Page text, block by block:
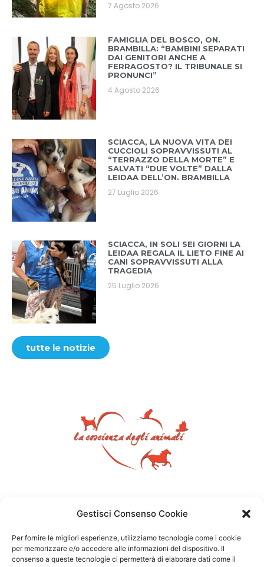
Gestisci Consenso Cookie
Per fornire le migliori esperienze, utilizziamo tecnologie come i cookie
per memorizzare e/o accedere alle informazioni del dispositivo. Il
consenso a queste tecnologie ci permetterà di elaborare dati come il
7 Agosto 2026
FAMIGLIA DEL BOSCO, ON.
BRAMBILLA: “BAMBINI SEPARATI
DAI GENITORI ANCHE A
FERRAGOSTO? IL TRIBUNALE SI
PRONUNCI”
4 Agosto 2026
SCIACCA, LA NUOVA VITA DEI
CUCCIOLI SOPRAVVISSUTI AL
“TERRAZZO DELLA MORTE” E
SALVATI “DUE VOLTE” DALLA
LEIDAA DELL’ON. BRAMBILLA
27 Luglio 2026
SCIACCA, IN SOLI SEI GIORNI LA
LEIDAA REGALA IL LIETO FINE AI
CANI SOPRAVVISSUTI ALLA
TRAGEDIA
25 Luglio 2026
tutte le notizie